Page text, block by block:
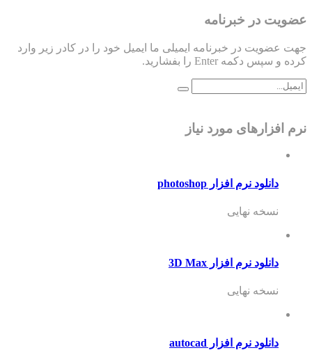
عضویت در خبرنامه
جهت عضویت در خبرنامه ایمیلی ما ایمیل خود را در کادر زیر وارد
کرده و سپس دکمه Enter را بفشارید.
نرم افزارهای مورد نیاز
دانلود نرم افزار photoshop
نسخه نهایی
دانلود نرم افزار 3D Max
نسخه نهایی
دانلود نرم افزار autocad